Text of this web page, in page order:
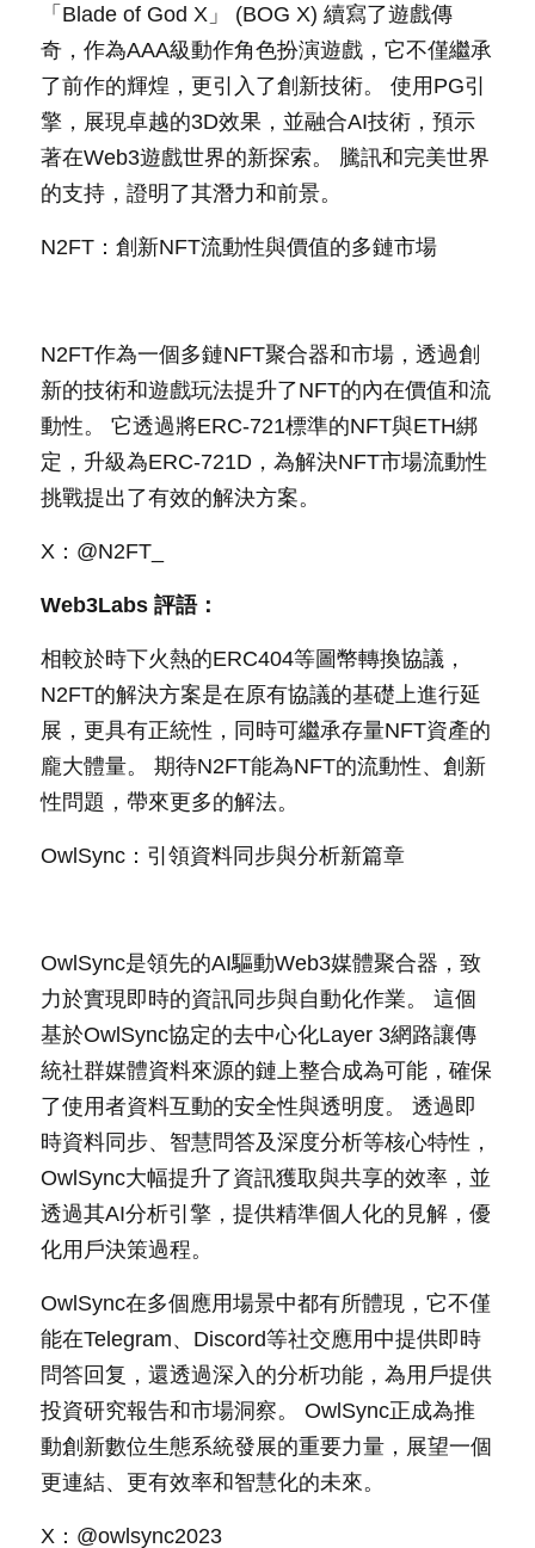
「Blade of God X」 (BOG X) 續寫了遊戲傳
奇，作為AAA級動作角色扮演遊戲，它不僅繼承
了前作的輝煌，更引入了創新技術。 使用PG引
擎，展現卓越的3D效果，並融合AI技術，預示
著在Web3遊戲世界的新探索。 騰訊和完美世界
的支持，證明了其潛力和前景。
N2FT：創新NFT流動性與價值的多鏈市場
N2FT作為一個多鏈NFT聚合器和市場，透過創
新的技術和遊戲玩法提升了NFT的內在價值和流
動性。 它透過將ERC-721標準的NFT與ETH綁
定，升級為ERC-721D，為解決NFT市場流動性
挑戰提出了有效的解決方案。
X：@N2FT_
Web3Labs 評語：
相較於時下火熱的ERC404等圖幣轉換協議，
N2FT的解決方案是在原有協議的基礎上進行延
展，更具有正統性，同時可繼承存量NFT資產的
龐大體量。 期待N2FT能為NFT的流動性、創新
性問題，帶來更多的解法。
OwlSync：引領資料同步與分析新篇章
OwlSync是領先的AI驅動Web3媒體聚合器，致
力於實現即時的資訊同步與自動化作業。 這個
基於OwlSync協定的去中心化Layer 3網路讓傳
統社群媒體資料來源的鏈上整合成為可能，確保
了使用者資料互動的安全性與透明度。 透過即
時資料同步、智慧問答及深度分析等核心特性，
OwlSync大幅提升了資訊獲取與共享的效率，並
透過其AI分析引擎，提供精準個人化的見解，優
化用戶決策過程。
OwlSync在多個應用場景中都有所體現，它不僅
能在Telegram、Discord等社交應用中提供即時
問答回复，還透過深入的分析功能，為用戶提供
投資研究報告和市場洞察。 OwlSync正成為推
動創新數位生態系統發展的重要力量，展望一個
更連結、更有效率和智慧化的未來。
X：@owlsync2023